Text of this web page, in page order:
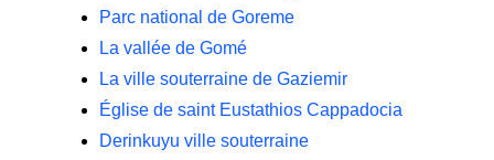
Parc national de Goreme
La vallée de Gomé
La ville souterraine de Gaziemir
Église de saint Eustathios Cappadocia
Derinkuyu ville souterraine